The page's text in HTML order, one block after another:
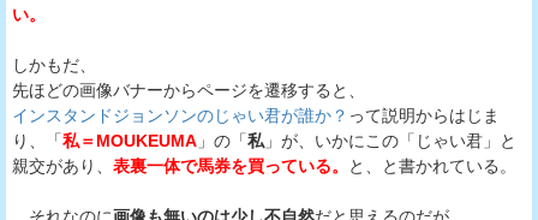
い。
しかもだ、
先ほどの画像バナーからページを遷移すると、
インスタンドジョンソンのじゃい君が誰か？ って説明からはじま
り、「私＝MOUKEUMA 」の「私 」が、いかにこの「じゃい君」と
親交があり、 表裏一体で馬券を買っている。 と、と書かれている。